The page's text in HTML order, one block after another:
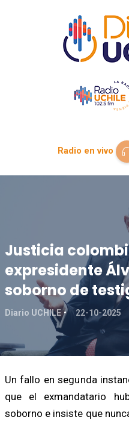
Radio en vivo
Justicia
expresidente
soborno de
Diario UCHILE 22-10-2025
Un fallo en segunda
que el exmandatario
soborno e insiste que